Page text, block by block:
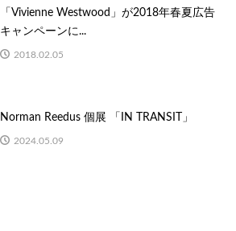
「Vivienne Westwood」が2018年春夏広告
キャンペーンに...
2018.02.05
Norman Reedus 個展 「IN TRANSIT」
2024.05.09